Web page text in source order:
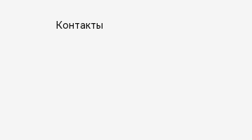
Контакты